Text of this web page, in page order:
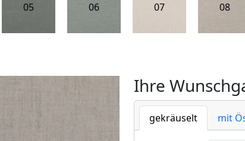
05
06
07
08
Ihre
gekräuselt mit